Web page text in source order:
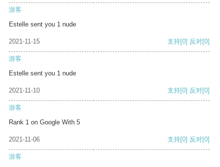
游客
Estelle sent you 1 nude
2021-11-15 支持[0] 反对[0]
游客
Estelle sent you 1 nude
2021-11-10 支持[0] 反对[0]
游客
Rank 1 on Google With 5
2021-11-06 支持[0] 反对[0]
游客